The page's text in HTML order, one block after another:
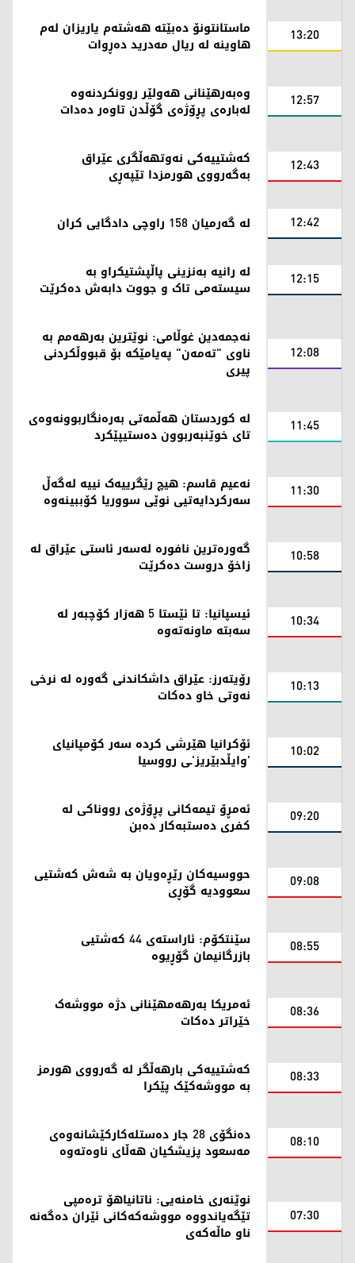
13:20 ماستانتونۆ دەبێتە هەشتەم یاریزان لەم
هاوینە لە ریال مەدرید دەڕوات
12:57 وەبەرهێنانی هەولێر روونکردنەوە
لەبارەی پڕۆژەی گۆڵدن تاوەر دەدات
12:43 کەشتییەکی نەوتهەڵگری عێراق
بەگەرووی هورمزدا تێپەڕی
12:42 لە گەرمیان 158 راوچی دادگایی کران
12:15 لە رانیە بەنزینی پاڵپشتیکراو بە
سیستەمی تاک و جووت دابەش دەکرێت
12:08
نەجمەدین غوڵامی: نوێترین بەرهەمم بە
ناوی "تەمەن" پەیامێکە بۆ قبووڵکردنی
پیری
11:45 لە کوردستان هەڵمەتی بەرەنگاربوونەوەی
تای خوێنبەربوون دەستیپێکرد
11:30 نەعیم قاسم: هیچ رێگرییەک نییە لەگەڵ
سەرکردایەتیی نوێی سووریا کۆببینەوە
10:58 گەورەترین نافورە لەسەر ئاستی عێراق لە
زاخۆ دروست دەکرێت
10:34 ئیسپانیا: تا ئێستا 5 هەزار کۆچبەر لە
سەبتە ماونەتەوە
10:13 رۆیتەرز: عێراق داشکاندنی گەورە لە نرخی
نەوتی خاو دەکات
10:02 ئۆکرانیا هێرشی کردە سەر کۆمپانیای
'وایڵدبێریز'ـی رووسیا
09:20 ئه‌مڕۆ تیمه‌كانی پڕۆژه‌ی رووناكی له‌
كفری ده‌ستبه‌كار ده‌بن
09:08 حووسیەکان رێڕەویان بە شەش کەشتیی
سعوودیە گۆڕی
08:55 سێنتکۆم: ئاراستەی 44 کەشتیی
بازرگانیمان گۆڕیوە
08:36 ئەمریکا بەرهەمهێنانی دژە مووشەک
خێراتر دەکات
08:33 کەشتییەکی بارهەڵگر لە گەرووی هورمز
بە مووشەکێک پێکرا
08:10 دەنگۆی 28 جار دەستلەکارکێشانەوەی
مەسعود پزیشکیان هەڵای ناوەتەوە
07:30
نوێنەری خامنەیی: ناتانیاهۆ ترەمپی
تێگەیاندووە مووشەکەکانی ئێران دەگەنە
ناو ماڵەکەی